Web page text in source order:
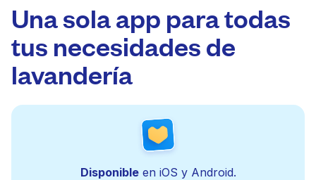
Una sola app para todas
tus necesidades de
lavandería
Disponibleen iOS y Android.